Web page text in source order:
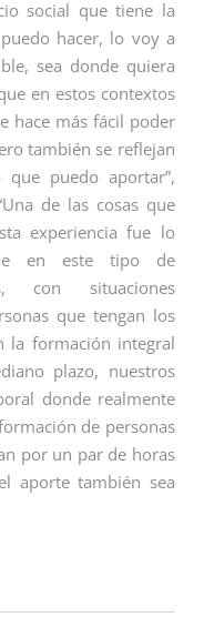
social que tiene la
hacer, lo voy a
sea donde quiera
en estos contextos
hace más fácil poder
también se reflejan
puedo aportar”,
de las cosas que
experiencia fue lo
en este tipo de
con situaciones
que tengan los
la formación integral
plazo, nuestros
donde realmente
de personas
por un par de horas
aporte también sea